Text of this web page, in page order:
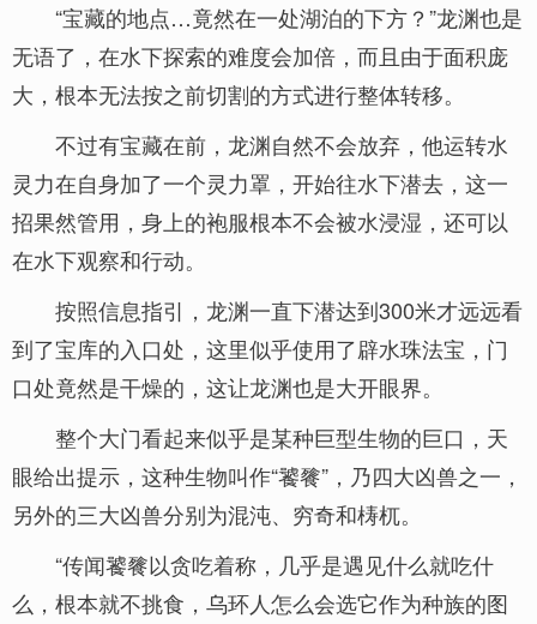
“宝藏的地点…竟然在一处湖泊的下方？”龙渊也是
无语了，在水下探索的难度会加倍，而且由于面积庞
大，根本无法按之前切割的方式进行整体转移。
不过有宝藏在前，龙渊自然不会放弃，他运转水
灵力在自身加了一个灵力罩，开始往水下潜去，这一
招果然管用，身上的袍服根本不会被水浸湿，还可以
在水下观察和行动。
按照信息指引，龙渊一直下潜达到300米才远远看
到了宝库的入口处，这里似乎使用了辟水珠法宝，门
口处竟然是干燥的，这让龙渊也是大开眼界。
整个大门看起来似乎是某种巨型生物的巨口，天
眼给出提示，这种生物叫作“饕餮”，乃四大凶兽之一，
另外的三大凶兽分别为混沌、穷奇和梼杌。
“传闻饕餮以贪吃着称，几乎是遇见什么就吃什
么，根本就不挑食，乌环人怎么会选它作为种族的图